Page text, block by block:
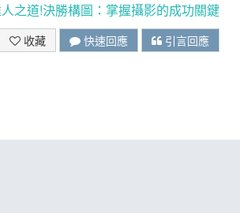
之道!決勝構圖：掌握攝影的成功關鍵
收藏 快速回應 引言回應